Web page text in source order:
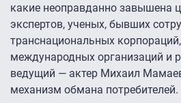
какие неоправданно завышена
экспертов, ученых, бывших
транснациональных
международных организаций и
ведущий — актер Михаил
механизм обмана потребителей.